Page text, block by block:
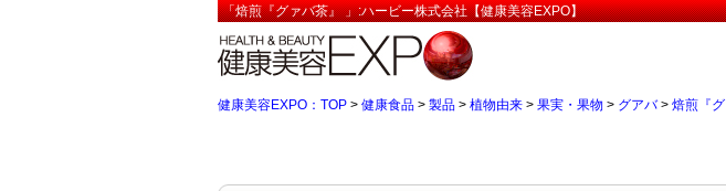
「焙煎『グァバ茶』 」:ハービー株式会社【健康美容EXPO】
健康美容EXPO：TOP > 健康食品 > 製品 > 植物由来 > 果実・果物 > グアバ> 焙煎『グ